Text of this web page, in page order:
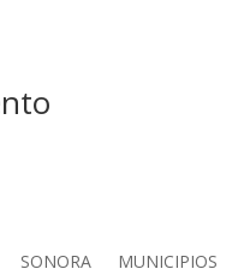
SONORA MUNICIPIOS